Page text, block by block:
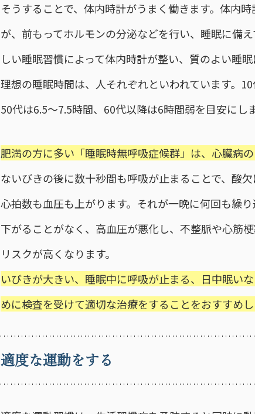
そうすることで、体内時計がうまく働きます。体内
が、前もってホルモンの分泌などを行い、睡眠に備
しい睡眠習慣によって体内時計が整い、質のよい睡眠
理想の睡眠時間は、人それぞれといわれています。
50代は6.5〜7.5時間、60代以降は6時間弱を目安にし
肥満の方に多い「睡眠時無呼吸症候群」は、心臓病の
ないびきの後に数十秒間も呼吸が止まることで、酸欠
心拍数も血圧も上がります。それが一晩に何回も繰
下がることがなく、高血圧が悪化し、不整脈や心筋
リスクが高くなります。
いびきが大きい、睡眠中に呼吸が止まる、日中眠い
めに検査を受けて適切な治療をすることをおすすめし
適度な運動をする